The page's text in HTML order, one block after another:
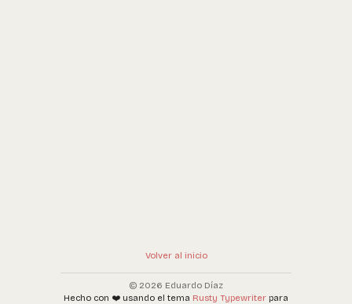
Volver al inicio
© 2026 Eduardo Díaz
Hecho con ❤️ usando el tema Rusty Typewriter para